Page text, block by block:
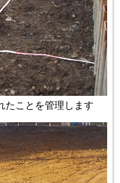
たことを管理します